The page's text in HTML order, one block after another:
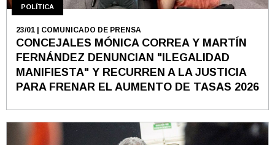
POLÍTICA
23/01 | COMUNICADO DE PRENSA
CONCEJALES MÓNICA CORREA Y MARTÍN
FERNÁNDEZ DENUNCIAN "ILEGALIDAD
MANIFIESTA" Y RECURREN A LA JUSTICIA
PARA FRENAR EL AUMENTO DE TASAS 2026